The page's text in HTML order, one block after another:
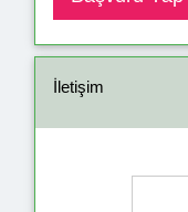
İletişim